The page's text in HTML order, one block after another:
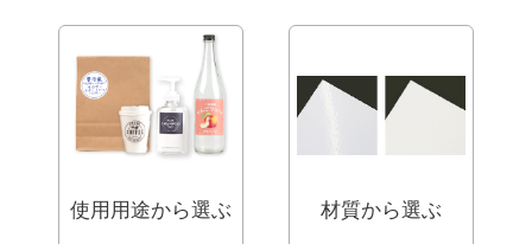
使用用途から選ぶ 材質から選ぶ